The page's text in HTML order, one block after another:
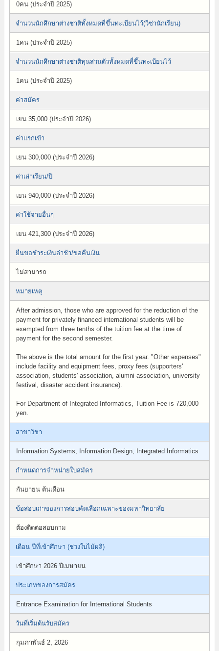
0คน (ประจำปี 2025)
จำนวนนักศึกษาต่างชาติทั้งหมดที่ขึ้นทะเบียนไว้(วีซ่านักเรียน)
1คน (ประจำปี 2025)
จำนวนนักศึกษาต่างชาติทุนส่วนตัวทั้งหมดที่ขึ้นทะเบียนไว้
1คน (ประจำปี 2025)
ค่าสมัคร
เยน 35,000 (ประจำปี 2026)
ค่าแรกเข้า
เยน 300,000 (ประจำปี 2026)
ค่าเล่าเรียน/ปี
เยน 940,000 (ประจำปี 2026)
ค่าใช้จ่ายอื่นๆ
เยน 421,300 (ประจำปี 2026)
ยื่นขอชำระเงินล่าช้า/ขอคืนเงิน
ไม่สามารถ
หมายเหตุ
After admission, those who are approved for the reduction of the
payment for privately financed international students will be
exempted from three tenths of the tuition fee at the time of
payment for the second semester.
The above is the total amount for the first year. "Other expenses"
include facility and equipment fees, proxy fees (supporters'
association, students' association, alumni association, university
festival, disaster accident insurance).
For Department of Integrated Informatics, Tuition Fee is 720,000
yen.
สาขาวิชา
Information Systems, Information Design, Integrated Informatics
กำหนดการจำหน่ายใบสมัคร
กันยายน ต้นเดือน
ข้อสอบเก่าของการสอบคัดเลือกเฉพาะของมหาวิทยาลัย
ต้องติดต่อสอบถาม
เดือน ปีที่เข้าศึกษา (ช่วงใบไม้ผลิ)
เข้าศึกษา 2026 ปีเมษายน
ประเภทของการสมัคร
Entrance Examination for International Students
วันที่เริ่มต้นรับสมัคร
กุมภาพันธ์ 2, 2026